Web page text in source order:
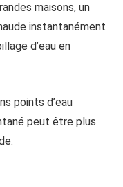
maisons, un
instantanément
d’eau en
points d’eau
peut être plus